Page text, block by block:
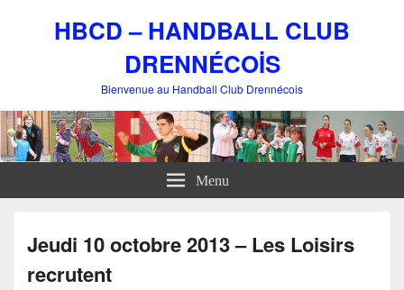
HBCD – HANDBALL CLUB
DRENNÉCOİS
Bienvenue au Handball Club Drennécois
Menu
Jeudi 10 octobre 2013 – Les Loisirs
recrutent